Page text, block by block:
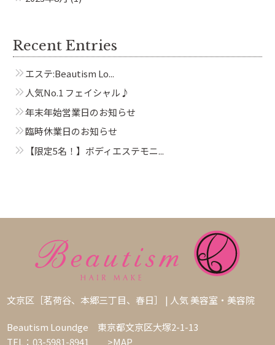
Recent Entries
エステ:Beautism Lo...
人気No.1 フェイシャル♪
年末年始営業日のお知らせ
臨時休業日のお知らせ
【限定5名！】ボディエステモニ...
文京区［茗荷谷、本郷三丁目、春日］ | 人気 美容室・美容院
Beautism Loundge 東京都文京区大塚2-1-13
TEL：03-5981-8941
>MAP